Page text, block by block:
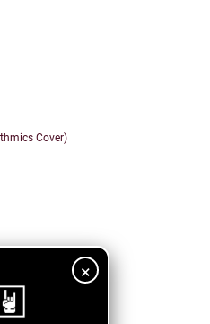
×
Cover)
COLLEC...